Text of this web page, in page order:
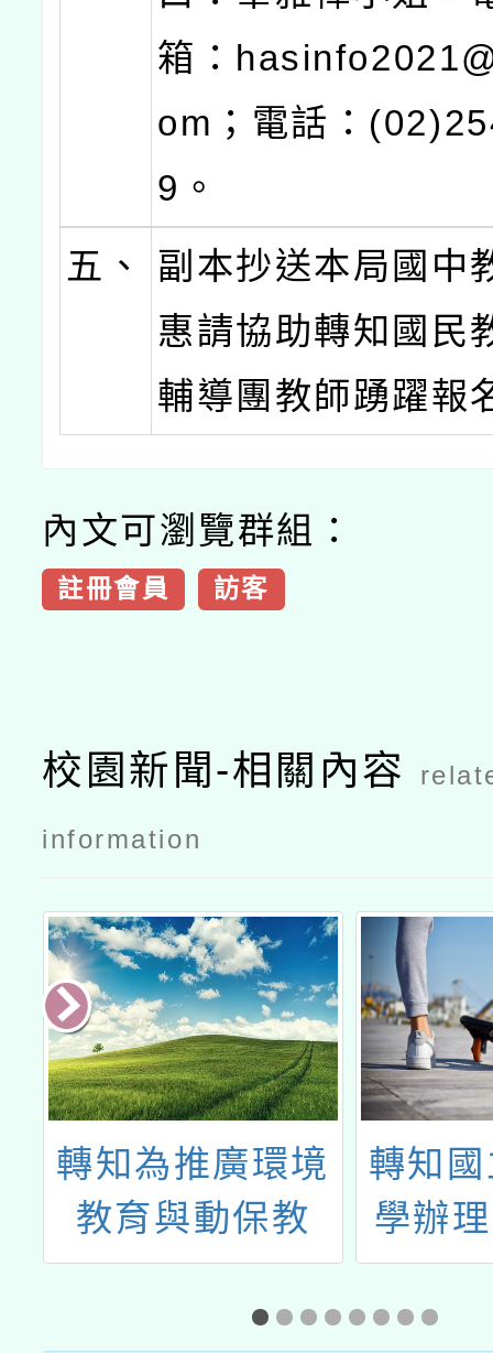
箱：
om；電話：
9。
五、
副本抄送本局國中
惠請協助轉知國民
輔導團教師踴躍報
內文可瀏覽群組：
註冊會員 訪客
校園新聞-相關內容
information
轉知為推廣環境
教育與動保教
育，社團法人好
好愛牠協會訂於
轉知
學辦
環境
人才